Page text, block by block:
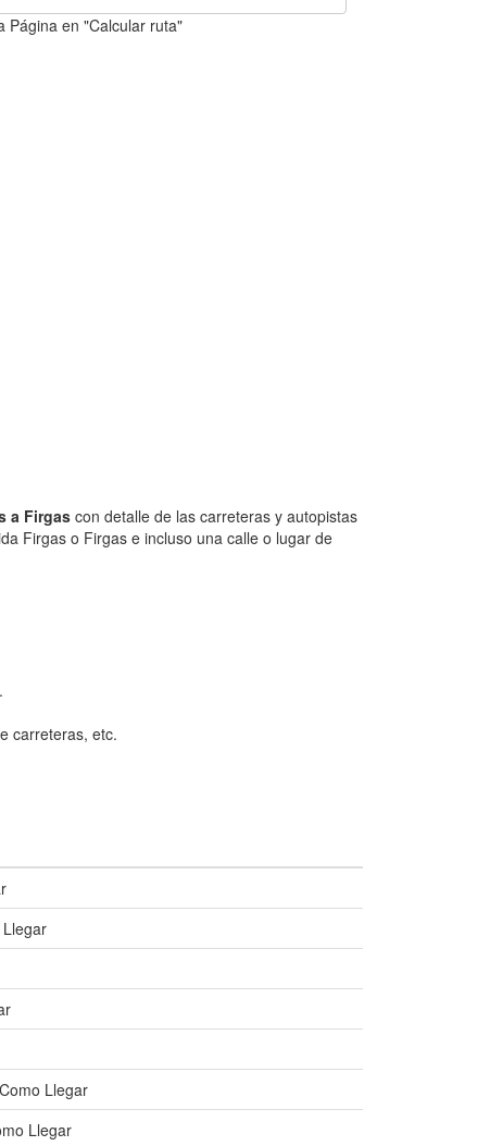
Página en "Calcular ruta"
a Firgascon detalle de las carreteras y autopistas
Firgas o Firgas e incluso una calle o lugar de
carreteras, etc.
Llegar
Llegar